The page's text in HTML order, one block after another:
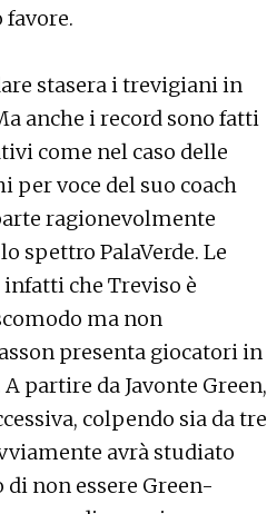
stasera i trevigiani in
anche i record sono fatti
come nel caso delle
per voce del suo coach
ragionevolmente
spettro PalaVerde. Le
che Treviso è
ma non
presenta giocatori in
partire da Javonte Green,
colpendo sia da tre
avrà studiato
di non essere Green-